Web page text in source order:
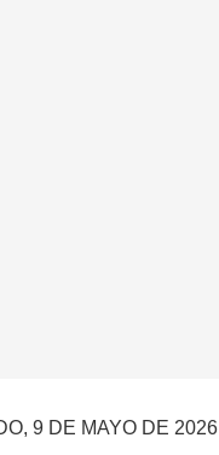
9 DE MAYO DE 2026